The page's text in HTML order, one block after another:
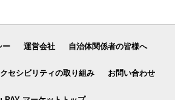
ー 運営会社 自治体関係者の皆様へ
セシビリティの取り組み お問い合わせ